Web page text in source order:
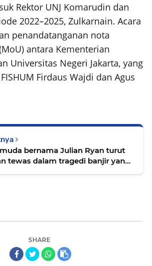
Rektor UNJ Komarudin dan
2022–2025, Zulkarnain. Acara
penandatanganan nota
antara Kementerian
Universitas Negeri Jakarta, yang
Firdaus Wajdi dan Agus
bernama Julian Ryan turut
tewas dalam tragedi banjir yang
SHARE